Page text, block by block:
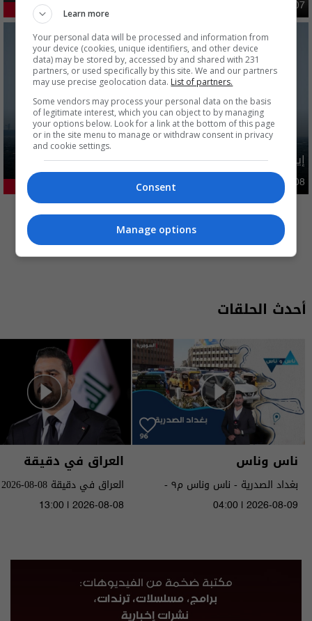
محليات 06:40 | 2026-08-07
إيران تطرح 6 شروط مقابل فتح هرمز بينها تتعلق بالعراق
دوليات 23.79% 09:47 | 2026-08-08
المزيد
أحدث الحلقات
ناس وناس
بغداد الصدرية - ناس وناس م٩ -
الحلقة ٩٦ | الموسم 9
04:00 | 2026-08-09
العراق في دقيقة
العراق في دقيقة 08-08-2026 | 2026
13:00 | 2026-08-08
Learn more
Your personal data will be processed and information from
your device (cookies, unique identifiers, and other device
data) may be stored by, accessed by and shared with 231
partners, or used specifically by this site. We and our partners
may use precise geolocation data. List of partners.
Some vendors may process your personal data on the basis
of legitimate interest, which you can object to by managing
your options below. Look for a link at the bottom of this page
or in the site menu to manage or withdraw consent in privacy
and cookie settings.
Consent
Manage options